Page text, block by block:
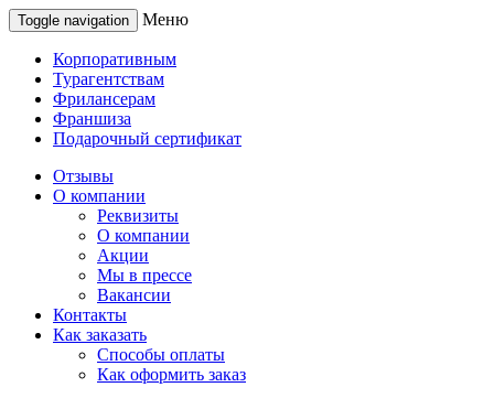
Toggle navigation Меню
Корпоративным
Турагентствам
Фрилансерам
Франшиза
Подарочный сертификат
Отзывы
О компании
Реквизиты
О компании
Акции
Мы в прессе
Вакансии
Контакты
Как заказать
Способы оплаты
Как оформить заказ